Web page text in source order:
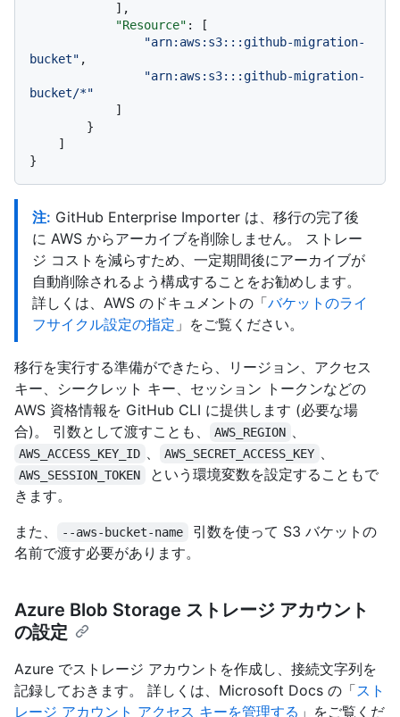
] ,
"Resource" :
[
"arn:aws:s3:::github-migration-
bucket" ,
"arn:aws:s3:::github-migration-
bucket/*"
]
}
]
}
注: GitHub Enterprise Importer は、移行の完了後
に AWS からアーカイブを削除しません。 ストレー
ジ コストを減らすため、一定期間後にアーカイブが
自動削除されるよう構成することをお勧めします。
詳しくは、AWS のドキュメントの「バケットのライ
フサイクル設定の指定 」をご覧ください。
移行を実行する準備ができたら、リージョン、アクセス
キー、シークレット キー、セッション トークンなどの
AWS 資格情報を GitHub CLI に提供します (必要な場
合)。 引数として渡すことも、
AWS_REGION 、
AWS_ACCESS_KEY_ID 、 AWS_SECRET_ACCESS_KEY 、
AWS_SESSION_TOKEN
という環境変数を設定することもで
きます。
また、
--aws-bucket-name
引数を使って S3 バケットの
名前で渡す必要があります。
Azure Blob Storage ストレージ アカウント
の設定
Azure でストレージ アカウントを作成し、接続文字列を
記録しておきます。 詳しくは、Microsoft Docs の「スト
レージ アカウント アクセス キーを管理する 」をご覧くだ